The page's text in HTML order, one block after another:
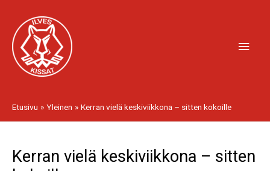
sisältöön
Etusivu Yleinen Kerran vielä keskiviikkona – sitten kokoille
Kerran vielä keskiviikkona – sitten
selaus